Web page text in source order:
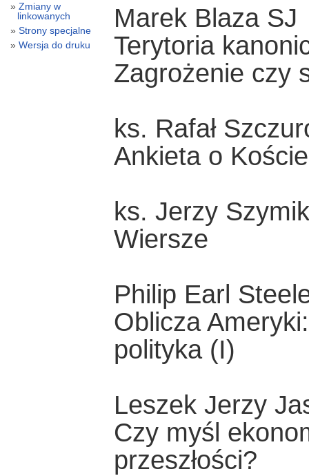
Marek Blaza SJ
Terytoria
Zagrożenie czy
ks. Rafał
Ankieta o
ks. Jerzy Szymik
Wiersze
Philip Earl
Oblicza
polityka (I)
Leszek Jerzy
Czy myśl
przeszłości?
Zmiany w
linkowanych
Strony specjalne
Wersja do druku